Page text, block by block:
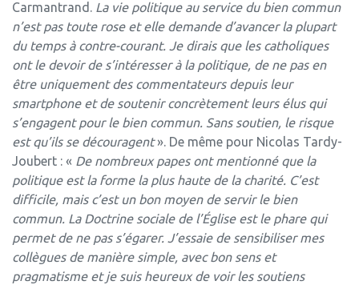
Carmantrand. La vie politique au service du bien commun
n’est pas toute rose et elle demande d’avancer la plupart
du temps à contre-courant. Je dirais que les catholiques
ont le devoir de s’intéresser à la politique, de ne pas en
être uniquement des commentateurs depuis leur
smartphone et de soutenir concrètement leurs élus qui
s’engagent pour le bien commun. Sans soutien, le risque
est qu’ils se découragent». De même pour Nicolas Tardy-
Joubert : « De nombreux papes ont mentionné que la
politique est la forme la plus haute de la charité. C’est
difficile, mais c’est un bon moyen de servir le bien
commun. La Doctrine sociale de l’Église est le phare qui
permet de ne pas s’égarer. J’essaie de sensibiliser mes
collègues de manière simple, avec bon sens et
pragmatisme et je suis heureux de voir les soutiens